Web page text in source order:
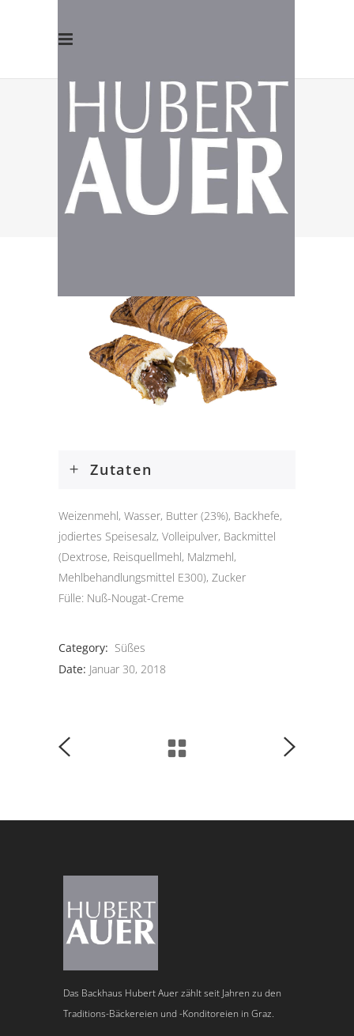
PLUNDER
CROISSANT
NUSS-
NOUGAT
Zutaten
Weizenmehl, Wasser, Butter (23%), Backhefe,
jodiertes Speisesalz, Volleipulver, Backmittel
(Dextrose, Reisquellmehl, Malzmehl,
Mehlbehandlungsmittel E300), Zucker
Fülle: Nuß-Nougat-Creme
Category: Süßes
Date: Januar 30, 2018
Das Backhaus Hubert Auer zählt seit Jahren zu den
Traditions-Bäckereien und -Konditoreien in Graz.